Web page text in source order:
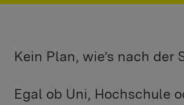
Kein Plan, wie’s nach
Egal ob Uni, Hochschule